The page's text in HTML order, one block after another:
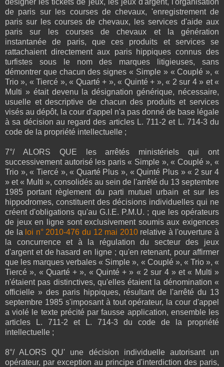
de paris sur les courses de chevaux, 'enregistrement de
paris sur les courses de chevaux, les services d'aide aux
paris sur les courses de chevaux et la génération
instantanée de paris, que ces produits et services se
rattachaient directement aux paris hippiques connus des
turfistes sous le nom des marques litigieuses, sans
démontrer que chacun des signes « Simple » « Couplé », «
Trio », « Tiercé », « Quarté + », « Quinté + », « 2 sur 4 » et «
Multi » était devenu la désignation générique, nécessaire,
usuelle et descriptive de chacun des produits et services
visés au dépôt, la cour d'appel n'a pas donné de base légale
à sa décision au regard des articles L. 711-2 et L. 714-3 du
code de la propriété intellectuelle ;
7°/ ALORS QUE les arrêtés ministériels qui ont
successivement autorisé les paris « Simple », « Couplé », «
Trio », « Tiercé », « Quarté Plus », « Quinté Plus » « 2 sur 4
» et « Multi », consolidés au sein de l'arrêté du 13 septembre
1985 portant règlement du parti mutuel urbain et sur les
hippodromes, constituent des décisions individuelles qui ne
créent d'obligations qu'au G.I.E. P.M.U. ; que les opérateurs
de jeux en ligne sont exclusivement soumis aux exigences
de la loi n° 2010-476 du 12 mai 2010relative à l'ouverture à
la concurrence et à la régulation du secteur des jeux
d'argent et de hasard en ligne ; qu'en retenant, pour affirmer
que les marques verbales « Simple », « Couplé », « Trio », «
Tiercé », « Quarté + », « Quinté + » « 2 sur 4 » et « Multi »
n'étaient pas distinctives, qu'elles étaient la dénomination «
officielle » des paris hippiques, résultant de l'arrêté du 13
septembre 1985 s'imposant à tout opérateur, la cour d'appel
a violé le texte précité par fausse application, ensemble les
articles L. 711-2 et L. 714-3 du code de la propriété
intellectuelle ;
8°/ ALORS QU' une décision individuelle autorisant un
opérateur, par exception au principe d'interdiction des paris,